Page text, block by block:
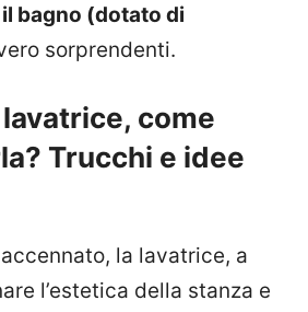
bagno (dotato di
sorprendenti.
come
Trucchi e idee
accennato, la lavatrice, a
l’estetica della stanza e